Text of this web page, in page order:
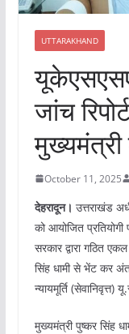
UTTARAKHAND
जांच
मुख्यमंत्री
October 11, 2025
देहरादून। उत्तराखंड
को आयोजित
सरकार द्वारा गठित
सिंह धामी से भेंट कर
न्यायमूर्ति (सेवानिवृत्त)
मुख्यमंत्री पुष्कर सिंह